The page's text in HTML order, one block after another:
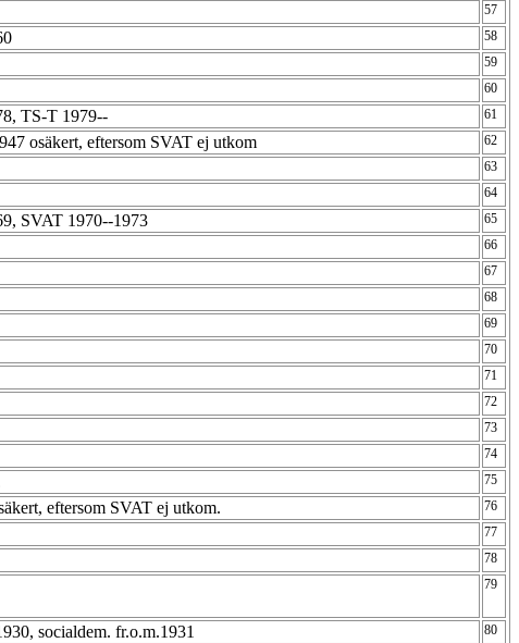
57
58
59
60
TS-T 1979-- 61
osäkert, eftersom SVAT ej utkom 62
63
64
SVAT 1970--1973 65
66
67
68
69
70
71
72
73
74
75
eftersom SVAT ej utkom. 76
77
78
79
socialdem. fr.o.m.1931 80